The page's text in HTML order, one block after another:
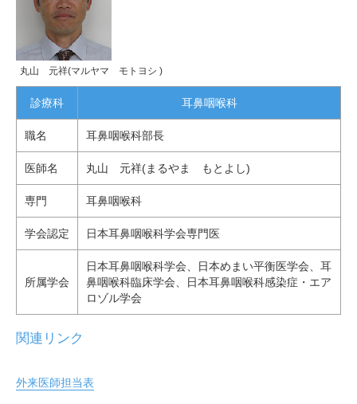
丸山 元祥(マルヤマ モトヨシ )
診療科 耳鼻咽喉科
職名 耳鼻咽喉科部長
医師名 丸山 元祥(まるやま もとよし)
専門 耳鼻咽喉科
学会認定 日本耳鼻咽喉科学会専門医
所属学会
日本耳鼻咽喉科学会、日本めまい平衡医学会、耳
鼻咽喉科臨床学会、日本耳鼻咽喉科感染症・エア
ロゾル学会
関連リンク
外来医師担当表